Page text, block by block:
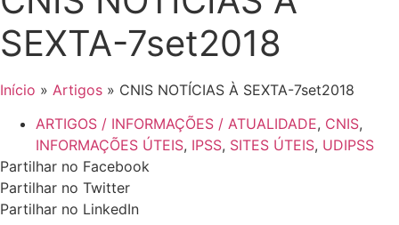
SEXTA-7set2018
Início » Artigos » CNIS NOTÍCIAS À SEXTA-7set2018
ARTIGOS / INFORMAÇÕES / ATUALIDADE, CNIS,
INFORMAÇÕES ÚTEIS, IPSS, SITES ÚTEIS, UDIPSS
Partilhar no Facebook
Partilhar no Twitter
Partilhar no LinkedIn